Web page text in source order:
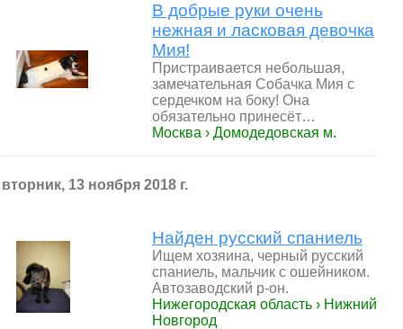
В добрые руки очень
нежная и ласковая девочка
Мия!
Пристраивается небольшая,
замечательная Собачка Мия с
сердечком на боку! Она
обязательно принесёт…
Москва › Домодедовская м.
вторник, 13 ноября 2018 г.
Найден русский спаниель
Ищем хозяина, черный русский
спаниель, мальчик с ошейником.
Автозаводский р-он.
Нижегородская область › Нижний
Новгород